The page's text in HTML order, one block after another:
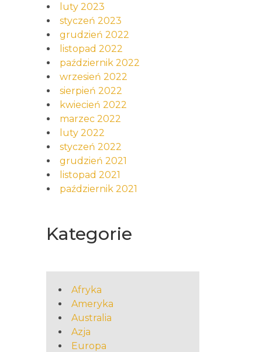
luty 2023
styczeń 2023
grudzień 2022
listopad 2022
październik 2022
wrzesień 2022
sierpień 2022
kwiecień 2022
marzec 2022
luty 2022
styczeń 2022
grudzień 2021
listopad 2021
październik 2021
Kategorie
Afryka
Ameryka
Australia
Azja
Europa